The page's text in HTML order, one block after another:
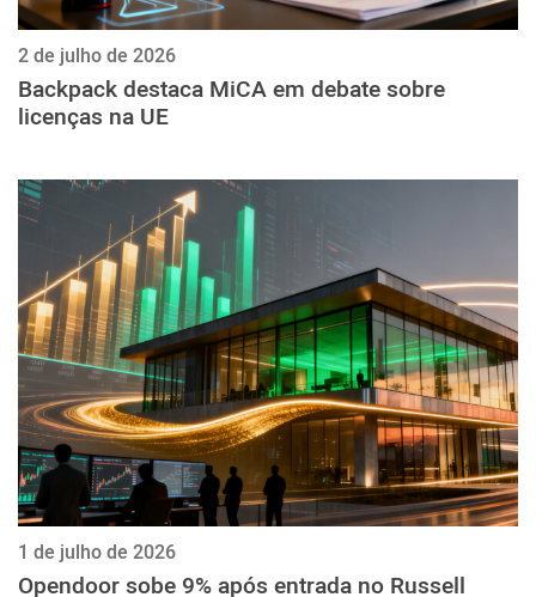
2 de julho de 2026
Backpack destaca MiCA em debate sobre
licenças na UE
1 de julho de 2026
Opendoor sobe 9% após entrada no Russell